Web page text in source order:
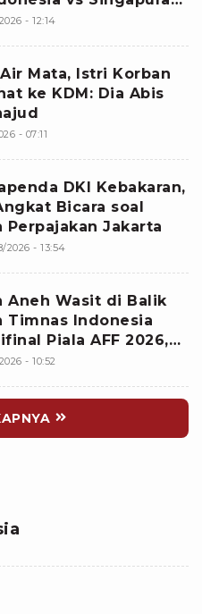
2026: Percuma
- 12:14
Mata, Istri Korban
ke KDM: Dia Abis
- 07:11
DKI Kebakaran,
Bicara soal
Perpajakan Jakarta
2026 - 13:54
Aneh Wasit di Balik
Timnas Indonesia
Piala AFF 2026,
Singapura dan
- 10:52